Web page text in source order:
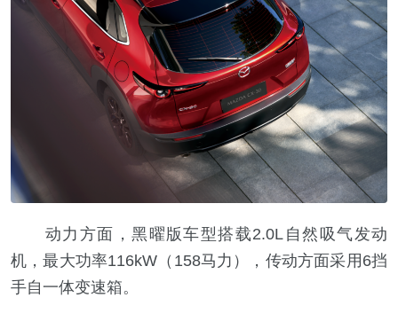
动力方面，黑曜版车型搭载2.0L自然吸气发动
机，最大功率116kW（158马力），传动方面采用6挡
手自一体变速箱。